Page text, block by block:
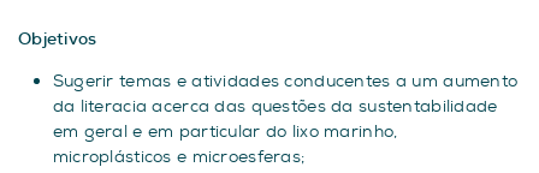
Objetivos
Sugerir temas e atividades conducentes a um aumento
da literacia acerca das questões da sustentabilidade
em geral e em particular do lixo marinho,
microplásticos e microesferas;